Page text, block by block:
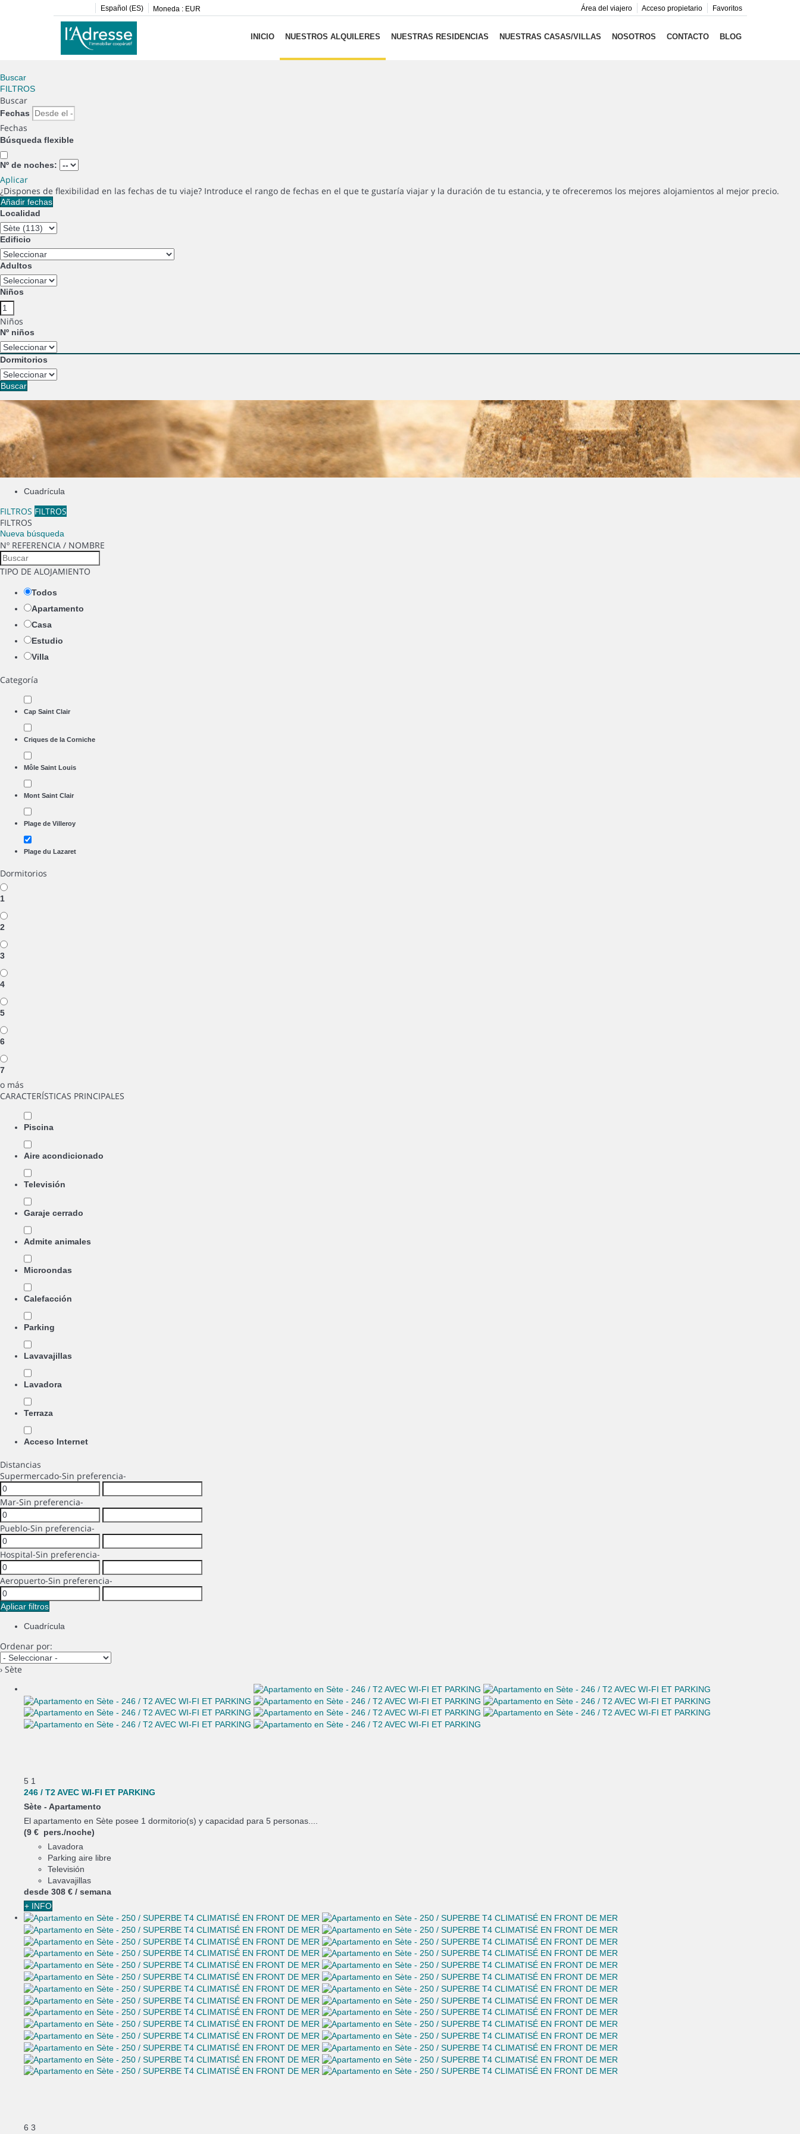
Español (ES) Moneda : EUR Favoritos
Acceso propietario
Área del viajero
INICIO NUESTROS ALQUILERES NUESTRAS RESIDENCIAS NUESTRAS CASAS/VILLAS NOSOTROS CONTACTO BLOG
Buscar
FILTROS
Buscar
Fechas
Fechas
Búsqueda flexible
Nº de noches:
Aplicar
¿Dispones de flexibilidad en las fechas de tu viaje? Introduce el rango de fechas en el que te gustaría viajar y la duración de tu estancia, y te ofreceremos los mejores alojamientos al mejor precio.
Añadir fechas
Localidad
Edificio
Adultos
Niños
Niños
Nº niños
Dormitorios
Buscar
Cuadrícula
FILTROS FILTROS
FILTROS
Nueva búsqueda
Nº REFERENCIA / NOMBRE
TIPO DE ALOJAMIENTO
Todos
Apartamento
Casa
Estudio
Villa
Categoría
Cap Saint Clair
Criques de la Corniche
Môle Saint Louis
Mont Saint Clair
Plage de Villeroy
Plage du Lazaret
Dormitorios
1
2
3
4
5
6
7
o más
CARACTERÍSTICAS PRINCIPALES
Piscina
Aire acondicionado
Televisión
Garaje cerrado
Admite animales
Microondas
Calefacción
Parking
Lavavajillas
Lavadora
Terraza
Acceso Internet
Distancias
Supermercado-Sin preferencia-
Mar-Sin preferencia-
Pueblo-Sin preferencia-
Hospital-Sin preferencia-
Aeropuerto-Sin preferencia-
Aplicar filtros
Cuadrícula
Ordenar por:
› Sète
5 1
246 / T2 AVEC WI-FI ET PARKING
Sète - Apartamento
El apartamento en Sète posee 1 dormitorio(s) y capacidad para 5 personas....
(9 € pers./noche)
Lavadora
Parking aire libre
Televisión
Lavavajillas
desde 308 € / semana
+ INFO
6 3